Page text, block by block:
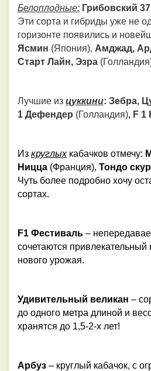
Белоплодные: Грибовский
Эти сорта и гибриды уже не
горизонте появились и
Ясмин (Япония), Амджад,
Старт Лайн, Эзра
Лучшие из цуккини: Зебра,
1 Дефендер (Голландия), F 1
Из круглыхкабачков отмечу:
Ницца (Франция), Тондо
Чуть более подробно хочу
сортах.
F1 Фестиваль –
сочетаются
нового урожая.
Удивительный великан –
до одного метра длиной и
хранятся до 1,5-2-х лет!
Арбуз – круглый кабачок, с